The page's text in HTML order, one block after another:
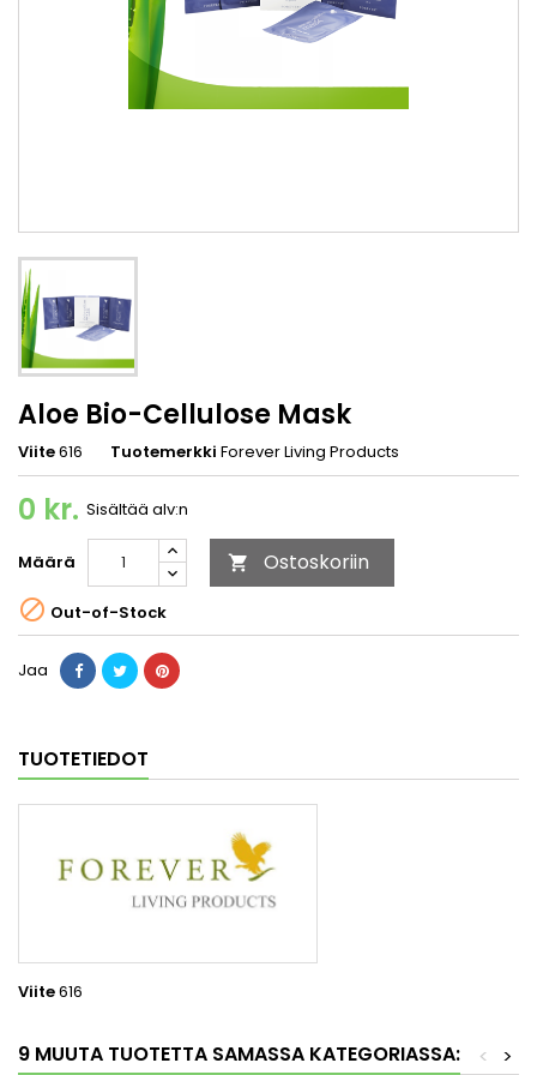
Aloe Bio-Cellulose Mask
Viite616 Tuotemerkki Forever Living Products
0 kr. Sisältää alv:n
Määrä  Ostoskoriin
 Out-of-Stock
Jaa
TUOTETIEDOT
Viite616
9 MUUTA TUOTETTA SAMASSA KATEGORIASSA: >
<